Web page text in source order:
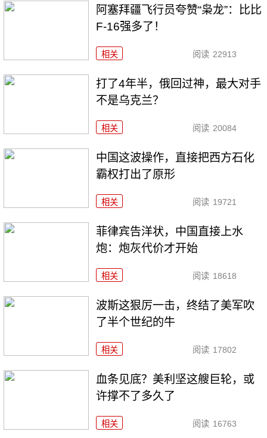
阿塞拜疆飞行员夸赞“枭龙”：比比
F-16强多了！
相关 阅读 22913
打了4年半，俄回过神，最大对手
不是乌克兰？
相关 阅读 20084
中国这波操作，直接把西方石化
霸权打出了原形
相关 阅读 19721
菲律宾告洋状，中国直接上水
炮：炮灰代价才开始
相关 阅读 18618
波斯这狠厉一击，终结了美军吹
了半个世纪的牛
相关 阅读 17802
血条见底？美利坚这艘巨轮，或
许撑不了多久了
相关 阅读 16763